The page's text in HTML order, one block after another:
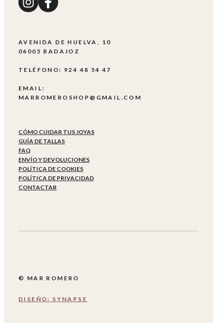
AVENIDA DE HUELVA, 10
06005 BADAJOZ
TELÉFONO: 924 48 54 47
EMAIL:
MARROMEROSHOP@GMAIL.COM
CÓMO CUIDAR TUS JOYAS
GUÍA DE TALLAS
FAQ
ENVÍO Y DEVOLUCIONES
POLÍTICA DE COOKIES
POLÍTICA DE PRIVACIDAD
CONTACTAR
© MAR ROMERO
DISEÑO: SYNAPSE